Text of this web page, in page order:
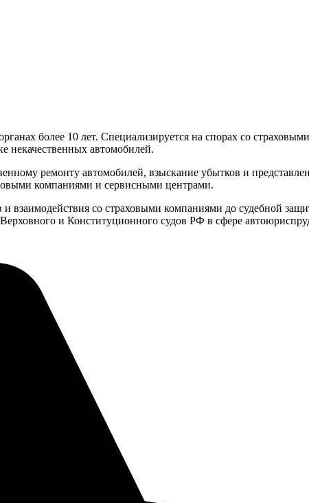
более 10 лет. Специализируется на спорах со
автомобилей.
ремонту автомобилей, взыскание убытков и
компаниями и сервисными центрами.
со страховыми компаниями до судебной
и Конституционного судов РФ в сфере